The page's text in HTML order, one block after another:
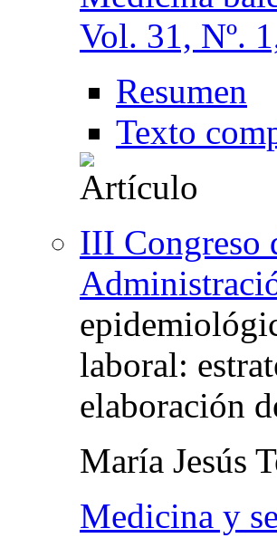
Vol. 31, Nº.
Resumen
Texto
III Congreso
laboral:
elaboración
María Jesús
Medicina y